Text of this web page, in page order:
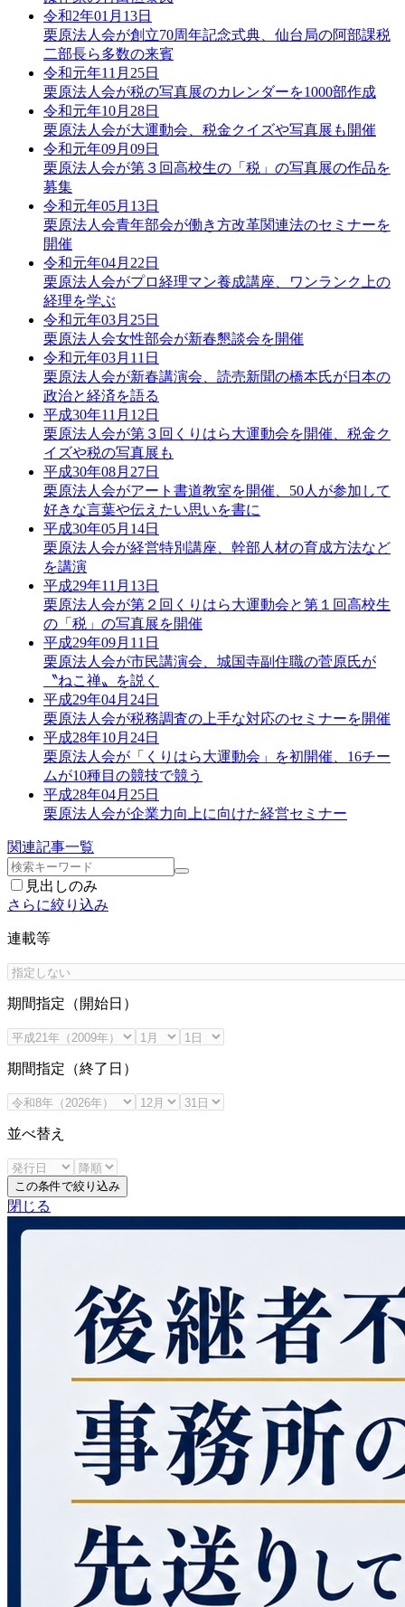
令和2年01月13日
栗原法人会が創立70周年記念式典、仙台局の阿部課税
二部長ら多数の来賓
令和元年11月25日
栗原法人会が税の写真展のカレンダーを1000部作成
令和元年10月28日
栗原法人会が大運動会、税金クイズや写真展も開催
令和元年09月09日
栗原法人会が第３回高校生の「税」の写真展の作品を
募集
令和元年05月13日
栗原法人会青年部会が働き方改革関連法のセミナーを
開催
令和元年04月22日
栗原法人会がプロ経理マン養成講座、ワンランク上の
経理を学ぶ
令和元年03月25日
栗原法人会女性部会が新春懇談会を開催
令和元年03月11日
栗原法人会が新春講演会、読売新聞の橋本氏が日本の
政治と経済を語る
平成30年11月12日
栗原法人会が第３回くりはら大運動会を開催、税金ク
イズや税の写真展も
平成30年08月27日
栗原法人会がアート書道教室を開催、50人が参加して
好きな言葉や伝えたい思いを書に
平成30年05月14日
栗原法人会が経営特別講座、幹部人材の育成方法など
を講演
平成29年11月13日
栗原法人会が第２回くりはら大運動会と第１回高校生
の「税」の写真展を開催
平成29年09月11日
栗原法人会が市民講演会、城国寺副住職の菅原氏が
〝ねこ禅〟を説く
平成29年04月24日
栗原法人会が税務調査の上手な対応のセミナーを開催
平成28年10月24日
栗原法人会が「くりはら大運動会」を初開催、16チー
ムが10種目の競技で競う
平成28年04月25日
栗原法人会が企業力向上に向けた経営セミナー
関連記事一覧
見出しのみ
さらに絞り込み
連載等
期間指定（開始日）
期間指定（終了日）
並べ替え
この条件で絞り込み
閉じる